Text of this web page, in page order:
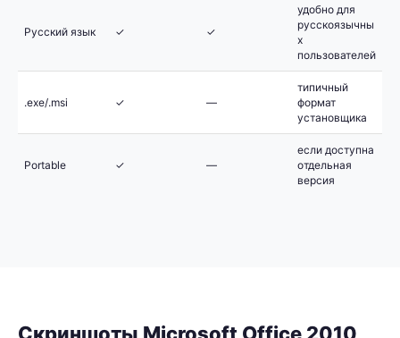
Русский язык ✓ ✓
удобно для
русскоязычны
х
пользователей
.exe/.msi ✓ —
типичный
формат
установщика
Portable ✓ —
если доступна
отдельная
версия